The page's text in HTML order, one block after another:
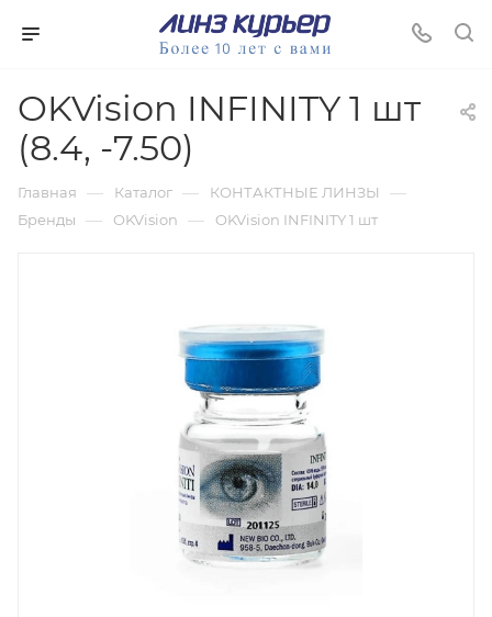
OKVision INFINITY 1 шт
(8.4, -7.50)
Главная — Каталог — КОНТАКТНЫЕ ЛИНЗЫ —
Бренды — OKVision — OKVision INFINITY 1 шт